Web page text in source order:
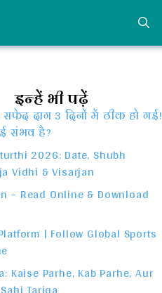
इन्हें भी पढ़ें
सफेद दाग 3 दिनों में ठीक हो गई!
संभव है?
2026: Date, Shubh
Vidhi & Visarjan
– Read Online & Download
| Follow Global Sports
Kaise Parhe, Kab Parhe, Aur